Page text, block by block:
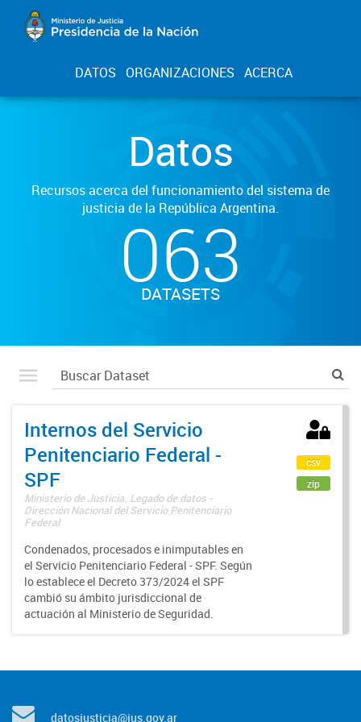
DATOS ORGANIZACIONES ACERCA
Datos
Recursos acerca del funcionamiento del sistema de
justicia de la República Argentina.
063
DATASETS
Internos del Servicio
Penitenciario Federal -
SPF
Ministerio de Justicia. Legado de datos -
Dirección Nacional del Servicio Penitenciario
Federal
Condenados, procesados e inimputables en
el Servicio Penitenciario Federal - SPF. Según
lo establece el Decreto 373/2024 el SPF
cambió su ámbito jurisdiccional de
actuación al Ministerio de Seguridad.
csv
zip
datosjusticia@jus.gov.ar